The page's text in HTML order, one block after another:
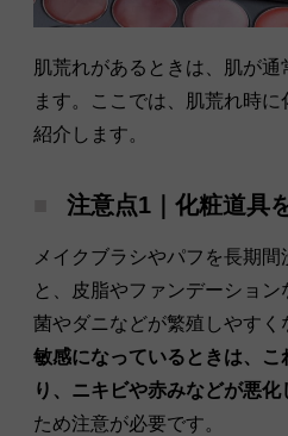
肌荒れがあるときは、肌が
ます。ここでは、肌荒れ時
紹介します。
注意点1｜化粧道具
メイクブラシやパフを長期
と、皮脂やファンデーショ
菌やダニなどが繁殖しやすく
敏感になっているときは、
り、ニキビや赤みなどが悪
ため注意が必要です。